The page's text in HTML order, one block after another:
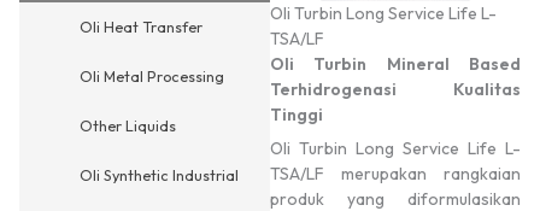
Oli Heat Transfer
Oli Metal Processing
Other Liquids
Oli Synthetic Industrial
Oli Turbin Long Service Life L-
TSA/LF
Oli Turbin Mineral Based
Terhidrogenasi Kualitas
Tinggi
Oli Turbin Long Service Life L-
TSA/LF merupakan rangkaian
produk yang diformulasikan